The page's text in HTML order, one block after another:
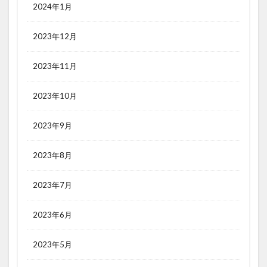
2024年1月
2023年12月
2023年11月
2023年10月
2023年9月
2023年8月
2023年7月
2023年6月
2023年5月